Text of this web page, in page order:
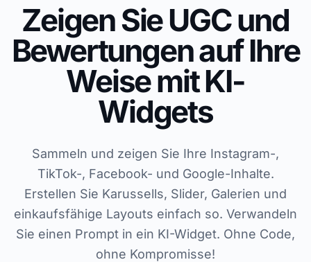
Zeigen Sie UGC und
Bewertungen auf Ihre
Weise mit KI-
Widgets
Sammeln und zeigen Sie Ihre Instagram-,
TikTok-, Facebook- und Google-Inhalte.
Erstellen Sie Karussells, Slider, Galerien und
einkaufsfähige Layouts einfach so. Verwandeln
Sie einen Prompt in ein KI-Widget. Ohne Code,
ohne Kompromisse!